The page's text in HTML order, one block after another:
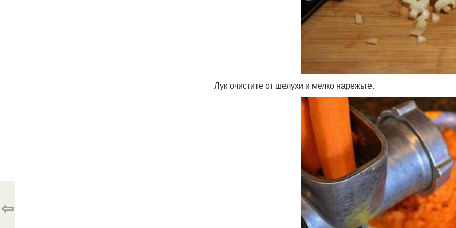
Лук очистите от шелухи и мелко нарежьте.
⇦